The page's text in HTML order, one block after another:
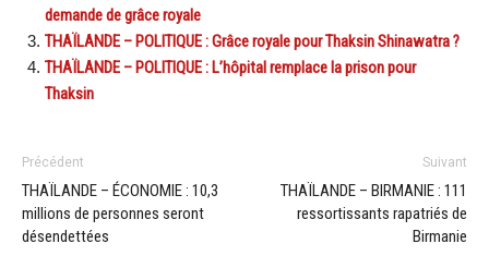
demande de grâce royale
THAÏLANDE – POLITIQUE : Grâce royale pour Thaksin Shinawatra ?
THAÏLANDE – POLITIQUE : L’hôpital remplace la prison pour
Thaksin
Précédent
THAÏLANDE – ÉCONOMIE : 10,3
millions de personnes seront
désendettées
Suivant
THAÏLANDE – BIRMANIE : 111
ressortissants rapatriés de
Birmanie